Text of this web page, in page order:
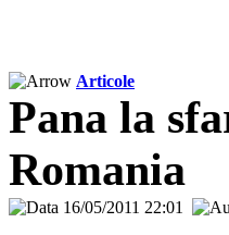
Articole
Pana la
Romania
16/05/2011 22:01